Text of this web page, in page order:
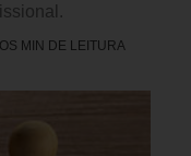
MIN DE LEITURA